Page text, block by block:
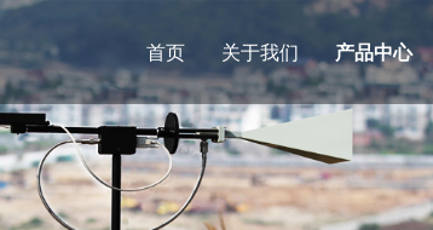
首页 关于我们 产品中心